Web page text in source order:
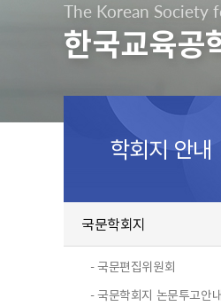
The Korean Society
한국교육공
학회지 안내
국문학회지
- 국문편집위원회
- 국문학회지 논문투고안내